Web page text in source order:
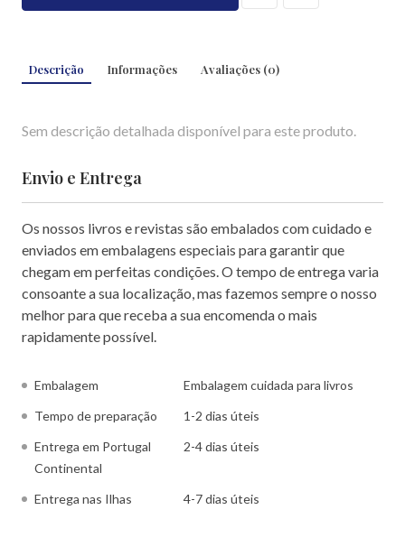
Descrição Informações Avaliações (0)
Sem descrição detalhada disponível para este produto.
Envio e Entrega
Os nossos livros e revistas são embalados com cuidado e
enviados em embalagens especiais para garantir que
chegam em perfeitas condições. O tempo de entrega varia
consoante a sua localização, mas fazemos sempre o nosso
melhor para que receba a sua encomenda o mais
rapidamente possível.
Embalagem
Embalagem cuidada para livros
Tempo de preparação
1-2 dias úteis
Entrega em Portugal
Continental
2-4 dias úteis
Entrega nas Ilhas 4-7 dias úteis